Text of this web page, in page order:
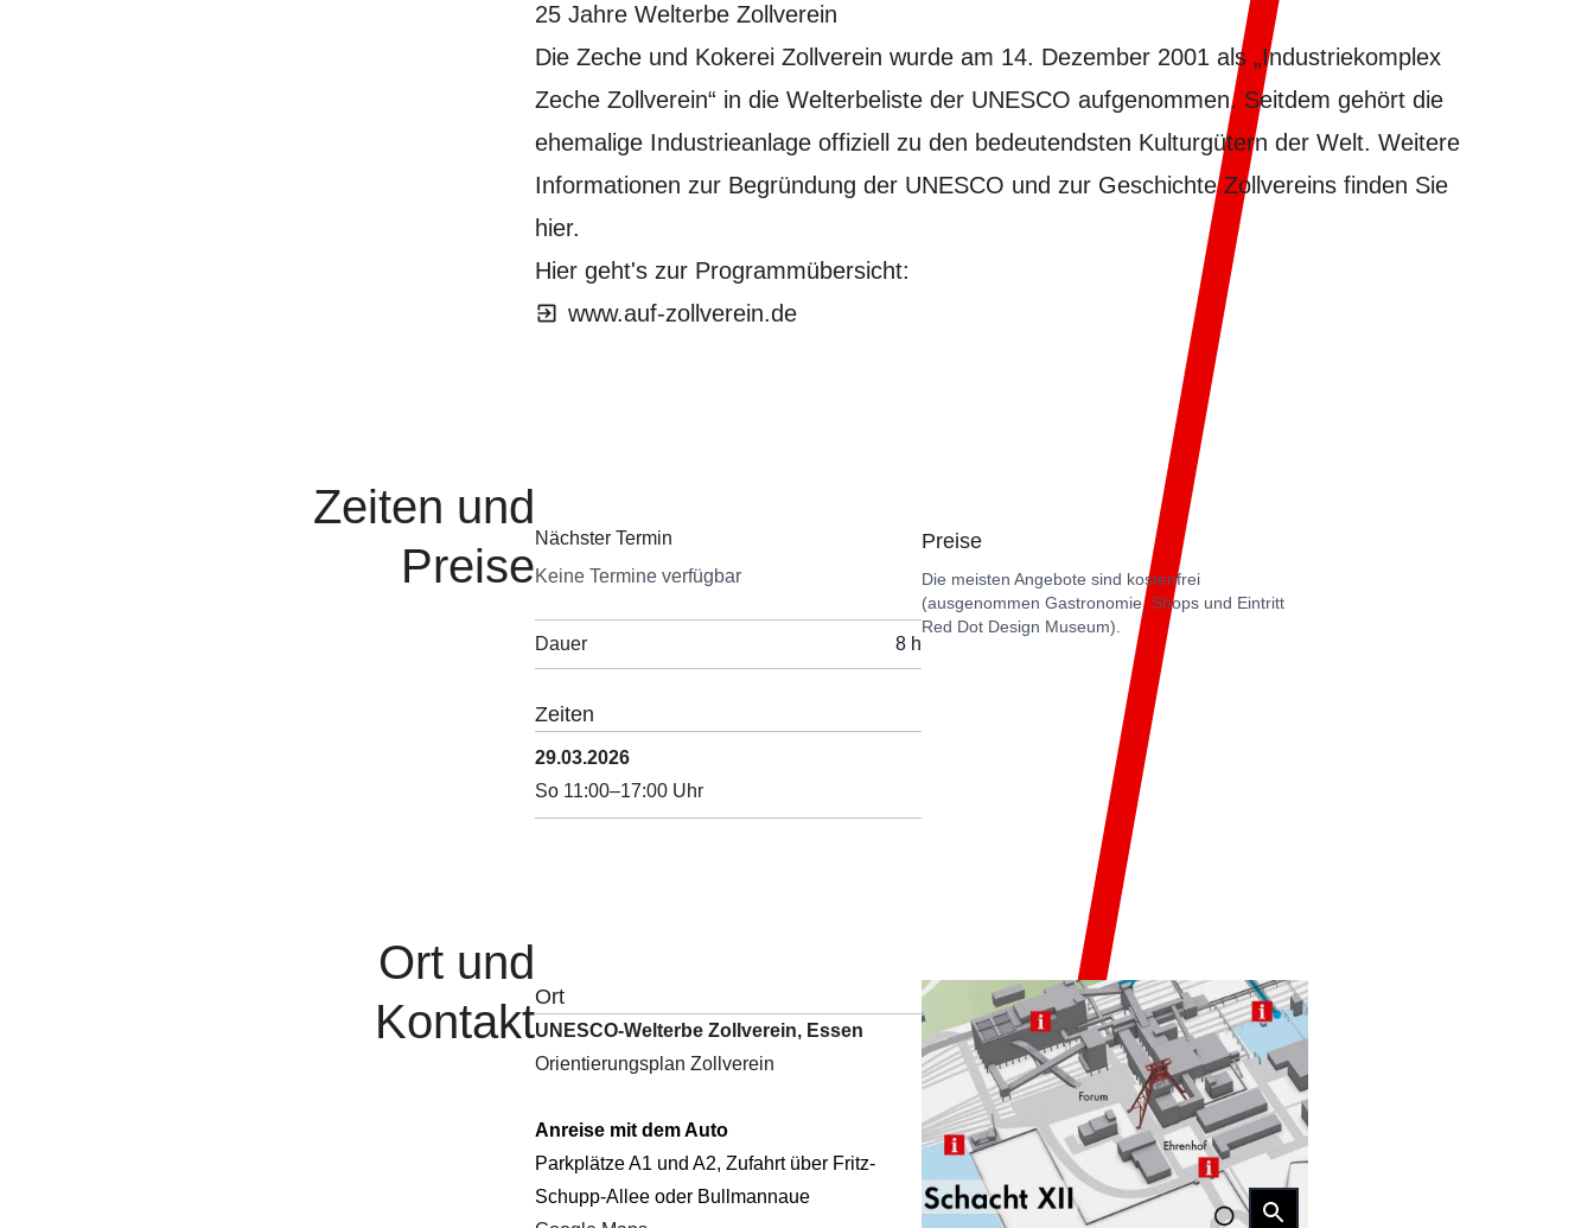
25 Jahre Welterbe Zollverein
Die Zeche und Kokerei Zollverein wurde am 14. Dezember 2001 als „Industriekomplex
Zeche Zollverein“ in die Welterbeliste der UNESCO aufgenommen. Seitdem gehört die
ehemalige Industrieanlage offiziell zu den bedeutendsten Kulturgütern der Welt. Weitere
Informationen zur Begründung der UNESCO und zur Geschichte Zollvereins finden Sie
hier.
Hier geht's zur Programmübersicht:
www.auf-zollverein.de
Zeiten und
Preise
Nächster Termin
Keine Termine verfügbar
Dauer 8 h
Zeiten
29.03.2026
So 11:00–17:00 Uhr
Preise
Die meisten Angebote sind kostenfrei
(ausgenommen Gastronomie, Shops und Eintritt
Red Dot Design Museum).
Ort und
KontaktOrt
UNESCO-Welterbe Zollverein, Essen
Orientierungsplan Zollverein
Anreise mit dem Auto
Parkplätze A1 und A2, Zufahrt über Fritz-
Schupp-Allee oder Bullmannaue